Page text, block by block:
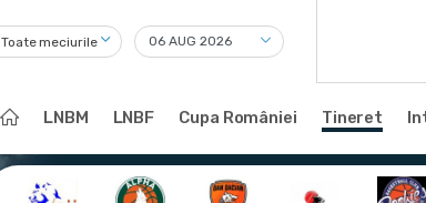
Toate meciurile
LNBM LNBF Cupa României Tineret